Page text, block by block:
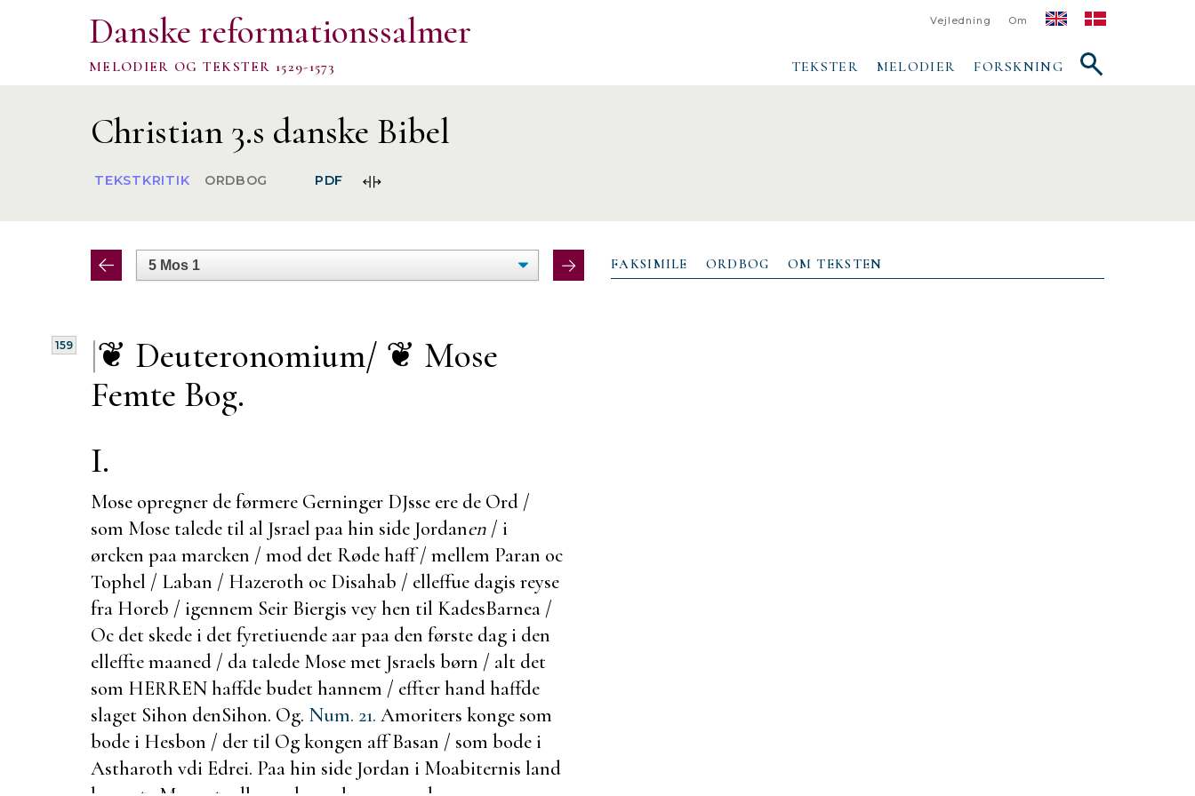
Danske reformationssalmer
MELODIER OG TEKSTER 1529-1573
Vejledning Om
TEKSTER MELODIER FORSKNING
Vis/skjul
søgefelt
Christian 3.s danske Bibel
TEKSTKRITIK ORDBOG PDF
FORØG/FORMINDSK
|
159
❦ Deuteronomium/ ❦ Mose
Femte Bog.
I.
Mose opregner de førmere Gerninger DJsse ere de Ord /
som Mose talede til al Jsrael paa hin side Jordanen / i
ørcken paa marcken / mod det Røde haff / mellem Paran oc
Tophel / Laban / Hazeroth oc Disahab / elleffue dagis reyse
fra Horeb / igennem Seir Biergis vey hen til KadesBarnea /
Oc det skede i det fyretiuende aar paa den første dag i den
elleffte maaned / da talede Mose met Jsraels børn / alt det
som HERREN haffde budet hannem / effter hand haffde
slaget Sihon denSihon. Og. Num. 21. Amoriters konge som
bode i Hesbon / der til Og kongen aff Basan / som bode i
Astharoth vdi Edrei. Paa hin side Jordan i Moabiternis land
FAKSIMILE ORDBOG OM TEKSTEN